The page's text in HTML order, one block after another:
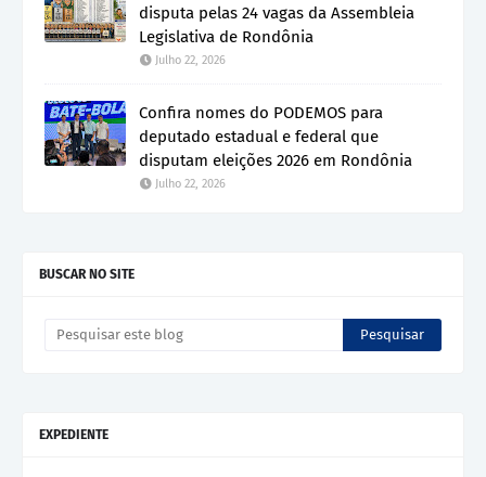
disputa pelas 24 vagas da Assembleia
Legislativa de Rondônia
Julho 22, 2026
Confira nomes do PODEMOS para
deputado estadual e federal que
disputam eleições 2026 em Rondônia
Julho 22, 2026
BUSCAR NO SITE
EXPEDIENTE